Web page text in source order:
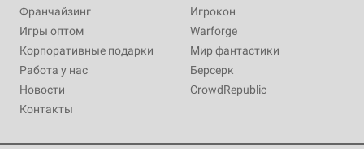
Франчайзинг
Игры оптом
Корпоративные подарки
Работа у нас
Новости
Контакты
Игрокон
Warforge
Мир фантастики
Берсерк
CrowdRepublic